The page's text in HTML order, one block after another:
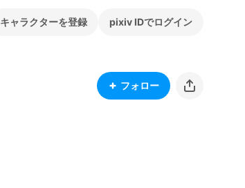
キャラクターを登録 pixiv IDでログイン
フォロー